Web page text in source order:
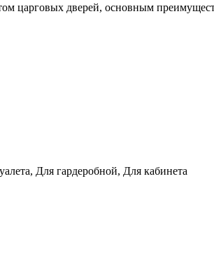
дверей, основным
Для гардеробной, Для кабинета